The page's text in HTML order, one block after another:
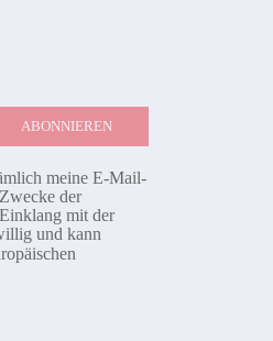
meine E-Mail-
der
mit der
und kann